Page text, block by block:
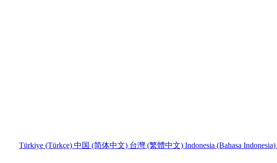
Türkiye (Türkçe) 中国 (简体中文) 台灣 (繁體中文) Indonesia (Bahasa Indonesia)